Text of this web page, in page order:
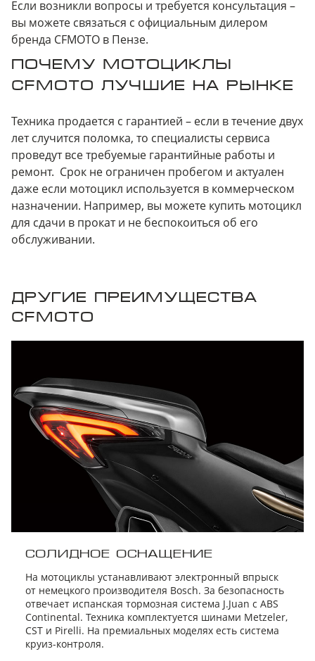
Если возникли вопросы и требуется консультация –
вы можете связаться с официальным дилером
бренда CFMOTO в Пензе.
ПОЧЕМУ МОТОЦИКЛЫ
CFMOTO ЛУЧШИЕ НА РЫНКЕ
Техника продается с гарантией – если в течение двух
лет случится поломка, то специалисты сервиса
проведут все требуемые гарантийные работы и
ремонт. Срок не ограничен пробегом и актуален
даже если мотоцикл используется в коммерческом
назначении. Например, вы можете купить мотоцикл
для сдачи в прокат и не беспокоиться об его
обслуживании.
ДРУГИЕ ПРЕИМУЩЕСТВА
CFMOTO
СОЛИДНОЕ ОСНАЩЕНИЕ
На мотоциклы устанавливают электронный впрыск
от немецкого производителя Bosch. За безопасность
отвечает испанская тормозная система J.Juan с ABS
Continental. Техника комплектуется шинами Metzeler,
CST и Pirelli. На премиальных моделях есть система
круиз-контроля.